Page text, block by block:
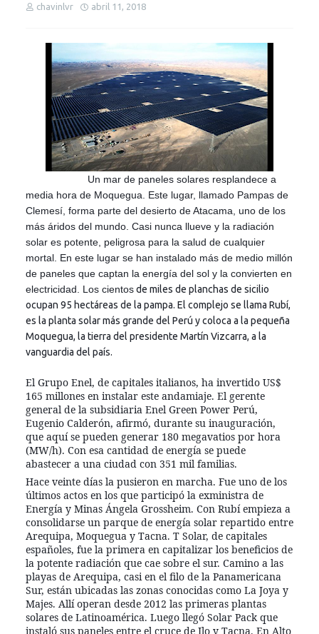
chavinlvr abril 11, 2018
Un mar de paneles solares resplandece a
media hora de Moquegua. Este lugar, llamado Pampas de
Clemesí, forma parte del desierto de Atacama, uno de los
más áridos del mundo. Casi nunca llueve y la radiación
solar es potente, peligrosa para la salud de cualquier
mortal. En este lugar se han instalado más de medio millón
de paneles que captan la energía del sol y la convierten en
electricidad. Los cientosde miles de planchas de sicilio
ocupan 95 hectáreas de la pampa. El complejo se llama Rubí,
es la planta solar más grande del Perú y coloca a la pequeña
Moquegua, la tierra del presidente Martín Vizcarra, a la
vanguardia del país.
El Grupo Enel, de capitales italianos, ha invertido US$
165 millones en instalar este andamiaje. El gerente
general de la subsidiaria Enel Green Power Perú,
Eugenio Calderón, afirmó, durante su inauguración,
que aquí se pueden generar 180 megavatios por hora
(MW/h). Con esa cantidad de energía se puede
abastecer a una ciudad con 351 mil familias.
Hace veinte días la pusieron en marcha. Fue uno de los
últimos actos en los que participó la exministra de
Energía y Minas Ángela Grossheim. Con Rubí empieza a
consolidarse un parque de energía solar repartido entre
Arequipa, Moquegua y Tacna. T Solar, de capitales
españoles, fue la primera en capitalizar los beneficios de
la potente radiación que cae sobre el sur. Camino a las
playas de Arequipa, casi en el filo de la Panamericana
Sur, están ubicadas las zonas conocidas como La Joya y
Majes. Allí operan desde 2012 las primeras plantas
solares de Latinoamérica. Luego llegó Solar Pack que
instaló sus paneles entre el cruce de Ilo y Tacna. En Alto